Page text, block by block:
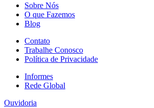
Sobre Nós
O que Fazemos
Blog
Contato
Trabalhe Conosco
Política de Privacidade
Informes
Rede Global
Ouvidoria